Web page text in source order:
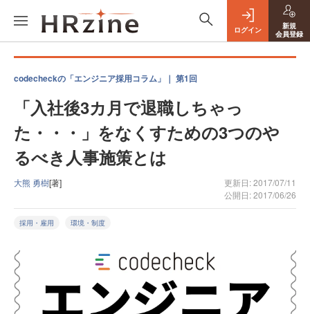
ログイン
新規
会員登録
codecheckの「エンジニア採用コラム」｜ 第1回
「入社後3カ月で退職しちゃっ
た・・・」をなくすための3つのや
るべき人事施策とは
大熊 勇樹[著]
更新日: 2017/07/11
公開日: 2017/06/26
採用・雇用 環境・制度